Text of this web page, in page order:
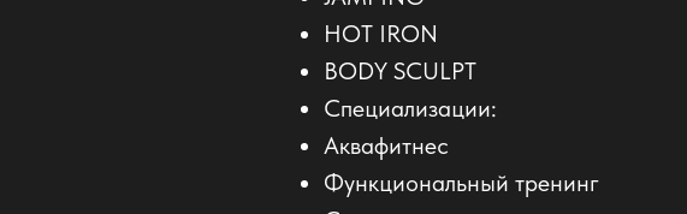
HOT IRON
BODY SCULPT
Специализации:
Аквафитнес
Функциональный тренинг